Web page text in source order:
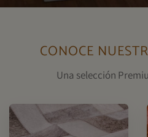
CONOCE
Una selección